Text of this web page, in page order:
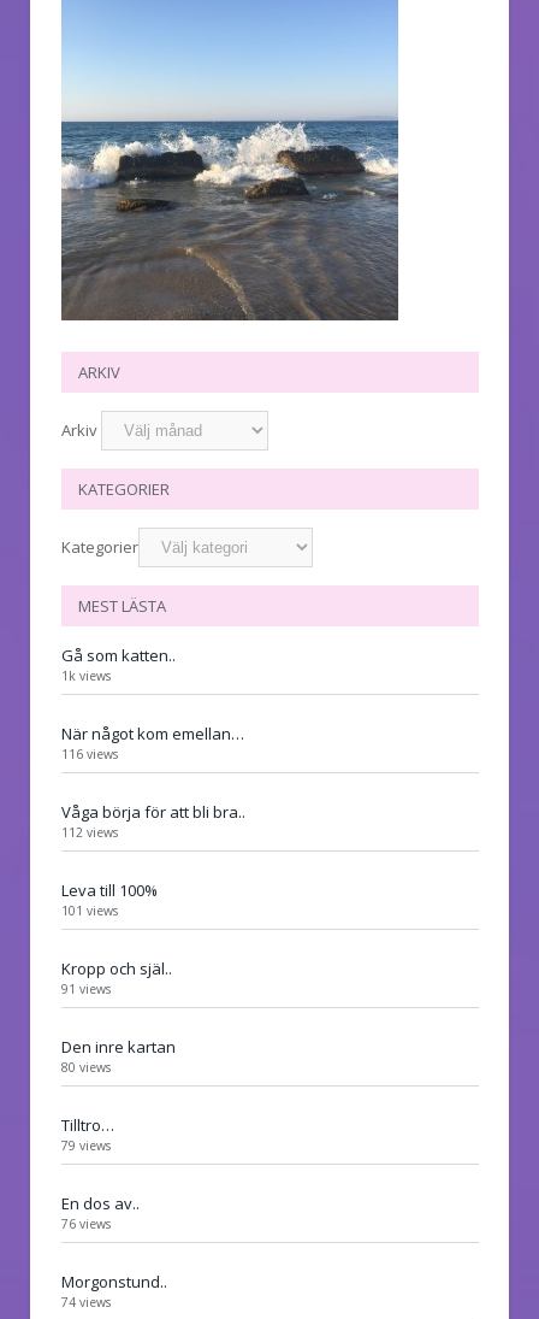
ARKIV
Arkiv
KATEGORIER
Kategorier
MEST LÄSTA
Gå som katten..
1k views
När något kom emellan…
116 views
Våga börja för att bli bra..
112 views
Leva till 100%
101 views
Kropp och själ..
91 views
Den inre kartan
80 views
Tilltro…
79 views
En dos av..
76 views
Morgonstund..
74 views